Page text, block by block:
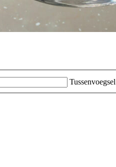
Tussenvoegsel